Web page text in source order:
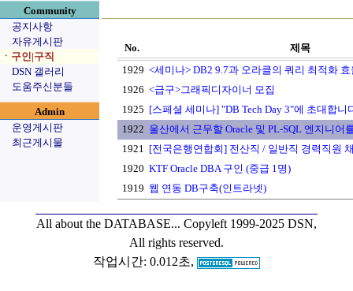
Community
공지사항
자유게시판
ㆍ구인|구직
DSN 갤러리
도움주신분들
Admin
운영게시판
최근게시물
No.
제목
1929 <세미나> DB2 9.7과 오라클의 쿼리 최적화
1926 <급구>그래픽디자이너 모집
1925 [스페셜 세미나] "DB Tech Day 3"에 초대합니
1922 울산에서 근무할 Oracle 및 PL-SQL 엔지니어
1921 [전국은행연합회] 전산직 / 일반직 경력직원
1920 KTF Oracle DBA 구인 (중급 1명)
1919 웹 연동 DB구축(인트라넷)
All about the DATABASE... Copyleft 1999-2025 DSN,
All rights reserved.
작업시간: 0.012초,